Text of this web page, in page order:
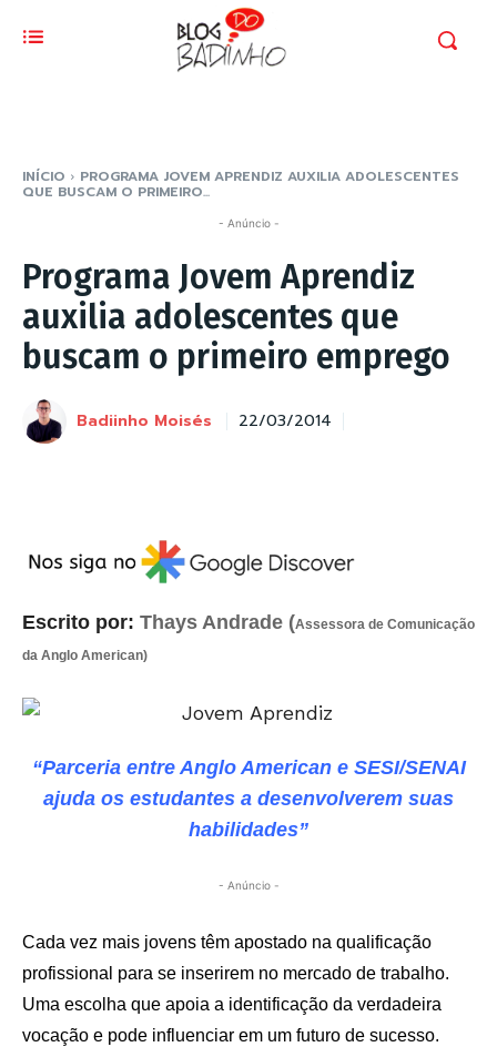
INÍCIO PROGRAMA JOVEM APRENDIZ AUXILIA ADOLESCENTES
QUE BUSCAM O PRIMEIRO...
- Anúncio -
Programa Jovem Aprendiz
auxilia adolescentes que
buscam o primeiro emprego
Badiinho Moisés 22/03/2014
Escrito por: Thays Andrade (Assessora de Comunicação
da Anglo American)
“Parceria entre Anglo American e SESI/SENAI
ajuda os estudantes a desenvolverem suas
habilidades”
- Anúncio -
Cada vez mais jovens têm apostado na qualificação
profissional para se inserirem no mercado de trabalho.
Uma escolha que apoia a identificação da verdadeira
vocação e pode influenciar em um futuro de sucesso.